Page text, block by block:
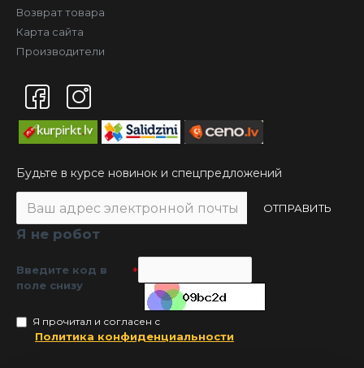
Возврат товара
Карта сайта
Производители
Будьте в курсе новинок и спецпредложений
ОТПРАВИТЬ
Я не робот
Введите код в
поле снизу
Я прочитал и согласен с
Политика конфиденциальности